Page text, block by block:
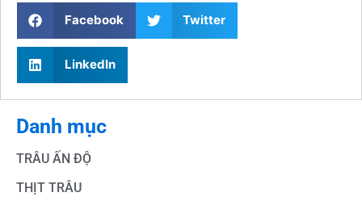
Facebook Twitter
LinkedIn
Danh mục
TRÂU ẤN ĐỘ
THỊT TRÂU